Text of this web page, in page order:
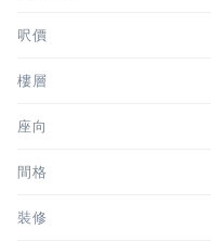
呎價
樓層
座向
間格
裝修